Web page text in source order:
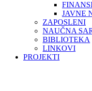
JAVNE
ZAPOSLENI
NAUČNA
BIBLIOTEKA
LINKOVI
PROJEKTI